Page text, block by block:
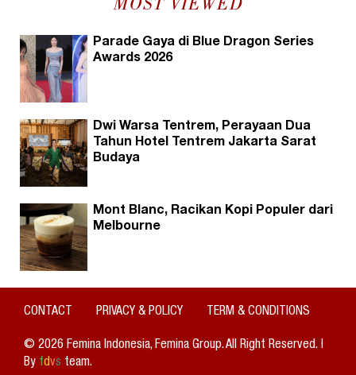
MOST VIEWED
Parade Gaya di Blue Dragon Series
Awards 2026
Dwi Warsa Tentrem, Perayaan Dua
Tahun Hotel Tentrem Jakarta Sarat
Budaya
Mont Blanc, Racikan Kopi Populer dari
Melbourne
CONTACT PRIVACY & POLICY TERM & CONDITIONS
© 2026 Femina Indonesia, Femina Group. All Right Reserved. |
By fdvs team.